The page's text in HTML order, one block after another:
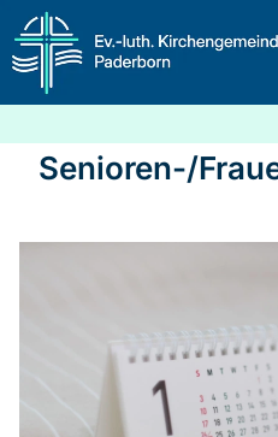
Senioren-/